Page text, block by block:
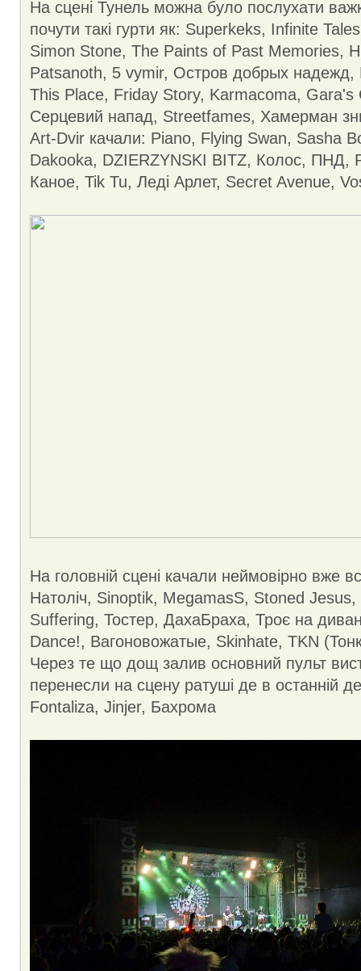
На сцені Тунель можна було послухати
почути такі гурти як: Superkeks, Infinite
Simon Stone, The Paints of Past Memories,
Patsanoth, 5 vymir, Остров добрых надежд,
This Place, Friday Story, Karmacoma, Gara's
Серцевий напад, Streetfames, Хамерман
Art-Dvir качали: Piano, Flying Swan, Sasha
Dakooka, DZIERZYNSKI BITZ, Колос, ПНД,
Каное, Tik Tu, Леді Арлет, Secret Avenue,
На головній сцені качали неймовірно вже
Натоліч, Sinoptik, MegamasS, Stoned
Suffering, Тостер, ДахаБраха, Троє на
Dance!, Вагоновожатые, Skinhate, TKN
Через те що дощ залив основний пульт
перенесли на сцену ратуші де в останній
Fontaliza, Jinjer, Бахрома